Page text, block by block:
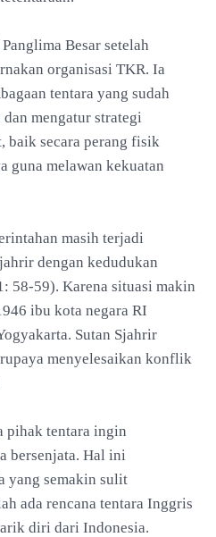
Besar setelah
organisasi TKR. Ia
tentara yang sudah
mengatur strategi
baik secara perang fisik
guna melawan kekuatan
masih terjadi
dengan kedudukan
58-59). Karena situasi makin
ibu kota negara RI
Sutan Sjahrir
menyelesaikan konflik
pihak tentara ingin
bersenjata. Hal ini
yang semakin sulit
ada rencana tentara Inggris
diri dari Indonesia.